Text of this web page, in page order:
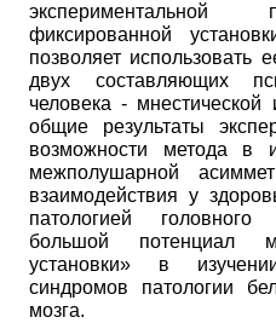
экспериментальной
фиксированной
позволяет использовать
двух составляющих
человека -
общие результаты
возможности метода в
межпо­лушарной
взаимодействия у
патологией головного
большой потенциал
установки» в
синдромов патологии
мозга.